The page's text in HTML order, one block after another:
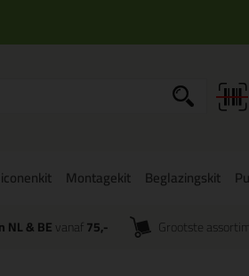
Montagekit Beglazingskit
NL & BEvanaf 75,- Grootste